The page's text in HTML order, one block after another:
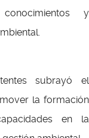
y
subrayó el
la formación
en la